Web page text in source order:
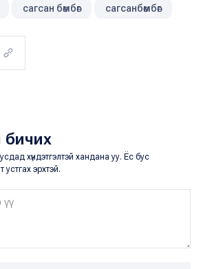
сагсан бөмбөг сагсанбөмбөг
бичих
хүндэтгэлтэй хандана уу. Ёс бус
устгах эрхтэй.